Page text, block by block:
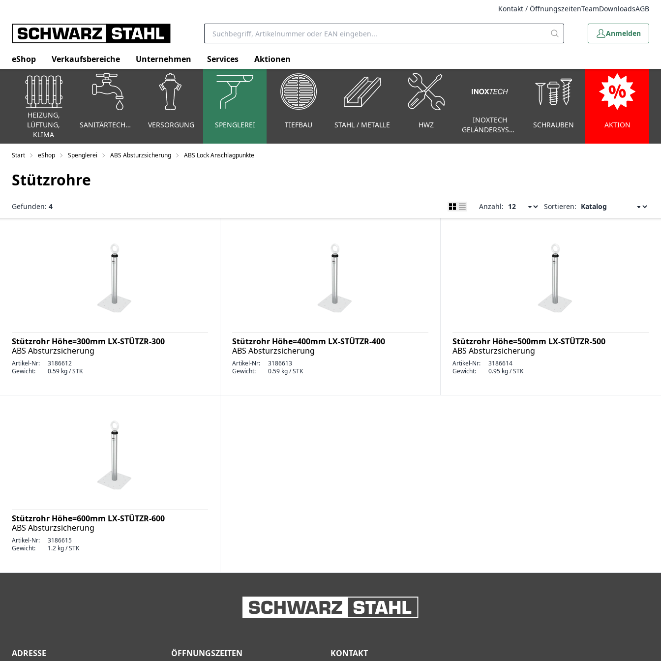
Kontakt / ÖffnungszeitenTeamDownloadsAGB
Anmelden
eShop Verkaufsbereiche Unternehmen Services Aktionen
HEIZUNG,
LÜFTUNG,
KLIMA
SANITÄRTECHNIK VERSORGUNG SPENGLEREI TIEFBAU STAHL / METALLE HWZ
INOXTECH
GELÄNDERSYSTEM
SCHRAUBEN AKTION
Start eShop Spenglerei ABS Absturzsicherung ABS Lock Anschlagpunkte
Stützrohre
Gefunden: 4 Anzahl: Sortieren:
Stützrohr Höhe=300mm LX-STÜTZR-300
ABS Absturzsicherung
Artikel-Nr:
3186612
Gewicht:
0.59 kg / STK
Stützrohr Höhe=400mm LX-STÜTZR-400
ABS Absturzsicherung
Artikel-Nr:
3186613
Gewicht:
0.59 kg / STK
Stützrohr Höhe=500mm LX-STÜTZR-500
ABS Absturzsicherung
Artikel-Nr:
3186614
Gewicht:
0.95 kg / STK
Stützrohr Höhe=600mm LX-STÜTZR-600
ABS Absturzsicherung
Artikel-Nr:
3186615
Gewicht:
1.2 kg / STK
ADRESSE ÖFFNUNGSZEITEN KONTAKT